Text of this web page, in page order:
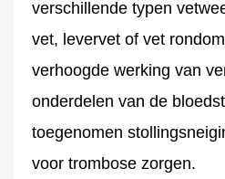
verschillende typen
vet, levervet of vet
verhoogde werking van
onderdelen van de
toegenomen
voor trombose zorgen.